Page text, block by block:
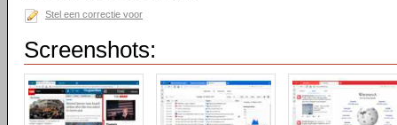
Stel een correctie voor
Screenshots: